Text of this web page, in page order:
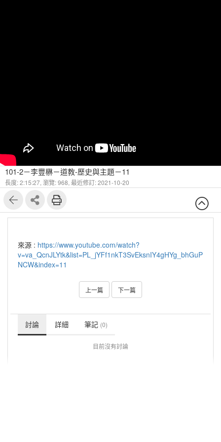
101-2－李豐楙－道教-歷史與主題－11
長度: 2:15:27, 瀏覽: 968, 最近修訂: 2021-10-20
來源 : https://www.youtube.com/watch?
v=va_QcnJLYtk&list=PL_jYFf1nkT3SvEksnIY4gHYg_bhGuP
NCW&index=11
上一篇 下一篇
討論 詳細 筆記 (0)
目前沒有討論